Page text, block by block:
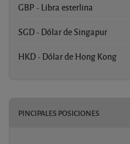
GBP - Libra esterlina
SGD - Dólar de Singapur
HKD - Dólar de Hong Kong
PINCIPALES POSICIONES